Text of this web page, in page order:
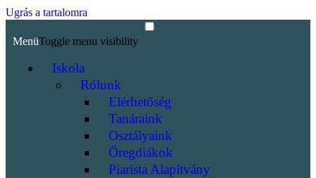
Ugrás a tartalomra
MenüToggle menu visibility
Iskola
Rólunk
Elérhetőség
Tanáraink
Osztályaink
Öregdiákok
Piarista Alapítvány